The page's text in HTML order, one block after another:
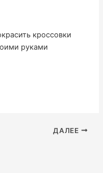
кроссовки
руками
ДАЛЕЕ